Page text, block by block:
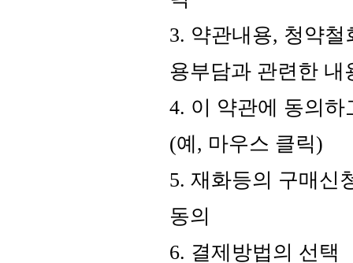
3. 약관내용, 청약
용부담과 관련한 내
4. 이 약관에 동의
(예, 마우스 클릭)
5. 재화등의 구매신
동의
6. 결제방법의 선택